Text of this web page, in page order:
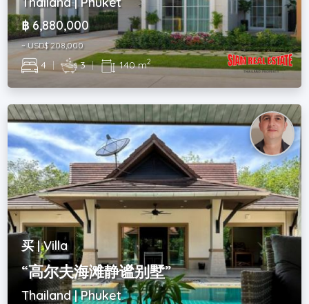
฿ 6,880,000
~ USD$ 208,000
4 | 3 | 140 m2
买 | Villa
“高尔夫海滩静谧别墅”
Thailand | Phuket